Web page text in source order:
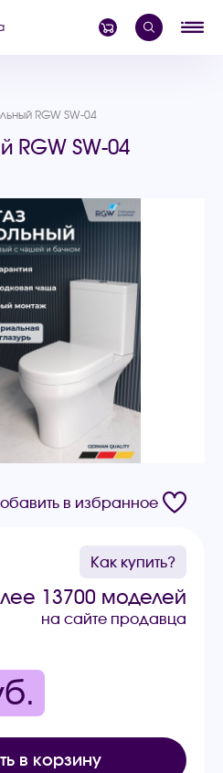
RGW SW-04
RGW SW-04
в избранное
Как купить?
13700 моделей
на сайте продавца
в корзину